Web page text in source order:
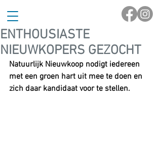
ENTHOUSIASTE
NIEUWKOPERS GEZOCHT
Natuurlijk Nieuwkoop nodigt iedereen
met een groen hart uit mee te doen en
zich daar kandidaat voor te stellen.